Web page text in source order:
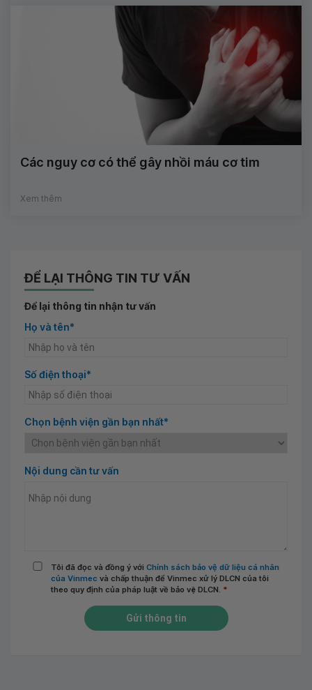
Các nguy cơ có thể gây nhồi máu cơ tim
Xem thêm
ĐỂ LẠI THÔNG TIN TƯ VẤN
Để lại thông tin nhận tư vấn
Họ và tên*
Số điện thoại*
Chọn bệnh viện gần bạn nhất*
Nội dung cần tư vấn
Tôi đã đọc và đồng ý với Chính sách bảo vệ dữ liệu cá nhân
của Vinmec và chấp thuận để Vinmec xử lý DLCN của tôi
theo quy định của pháp luật về bảo vệ DLCN. *
Gửi thông tin